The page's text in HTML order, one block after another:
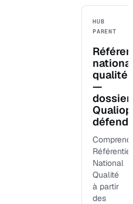
HUB
PARENT
national
qualité
—
dossier
Référentiel
National
Qualité
à partir
des